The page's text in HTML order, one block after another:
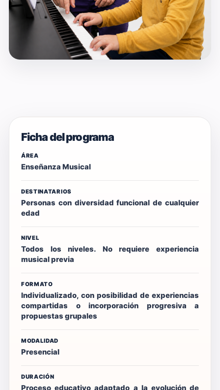
Ficha del programa
ÁREA
Enseñanza Musical
DESTINATARIOS
Personas con diversidad funcional de cualquier
edad
NIVEL
Todos los niveles. No requiere experiencia
musical previa
FORMATO
Individualizado, con posibilidad de experiencias
compartidas o incorporación progresiva a
propuestas grupales
MODALIDAD
Presencial
DURACIÓN
Proceso educativo adaptado a la evolución de